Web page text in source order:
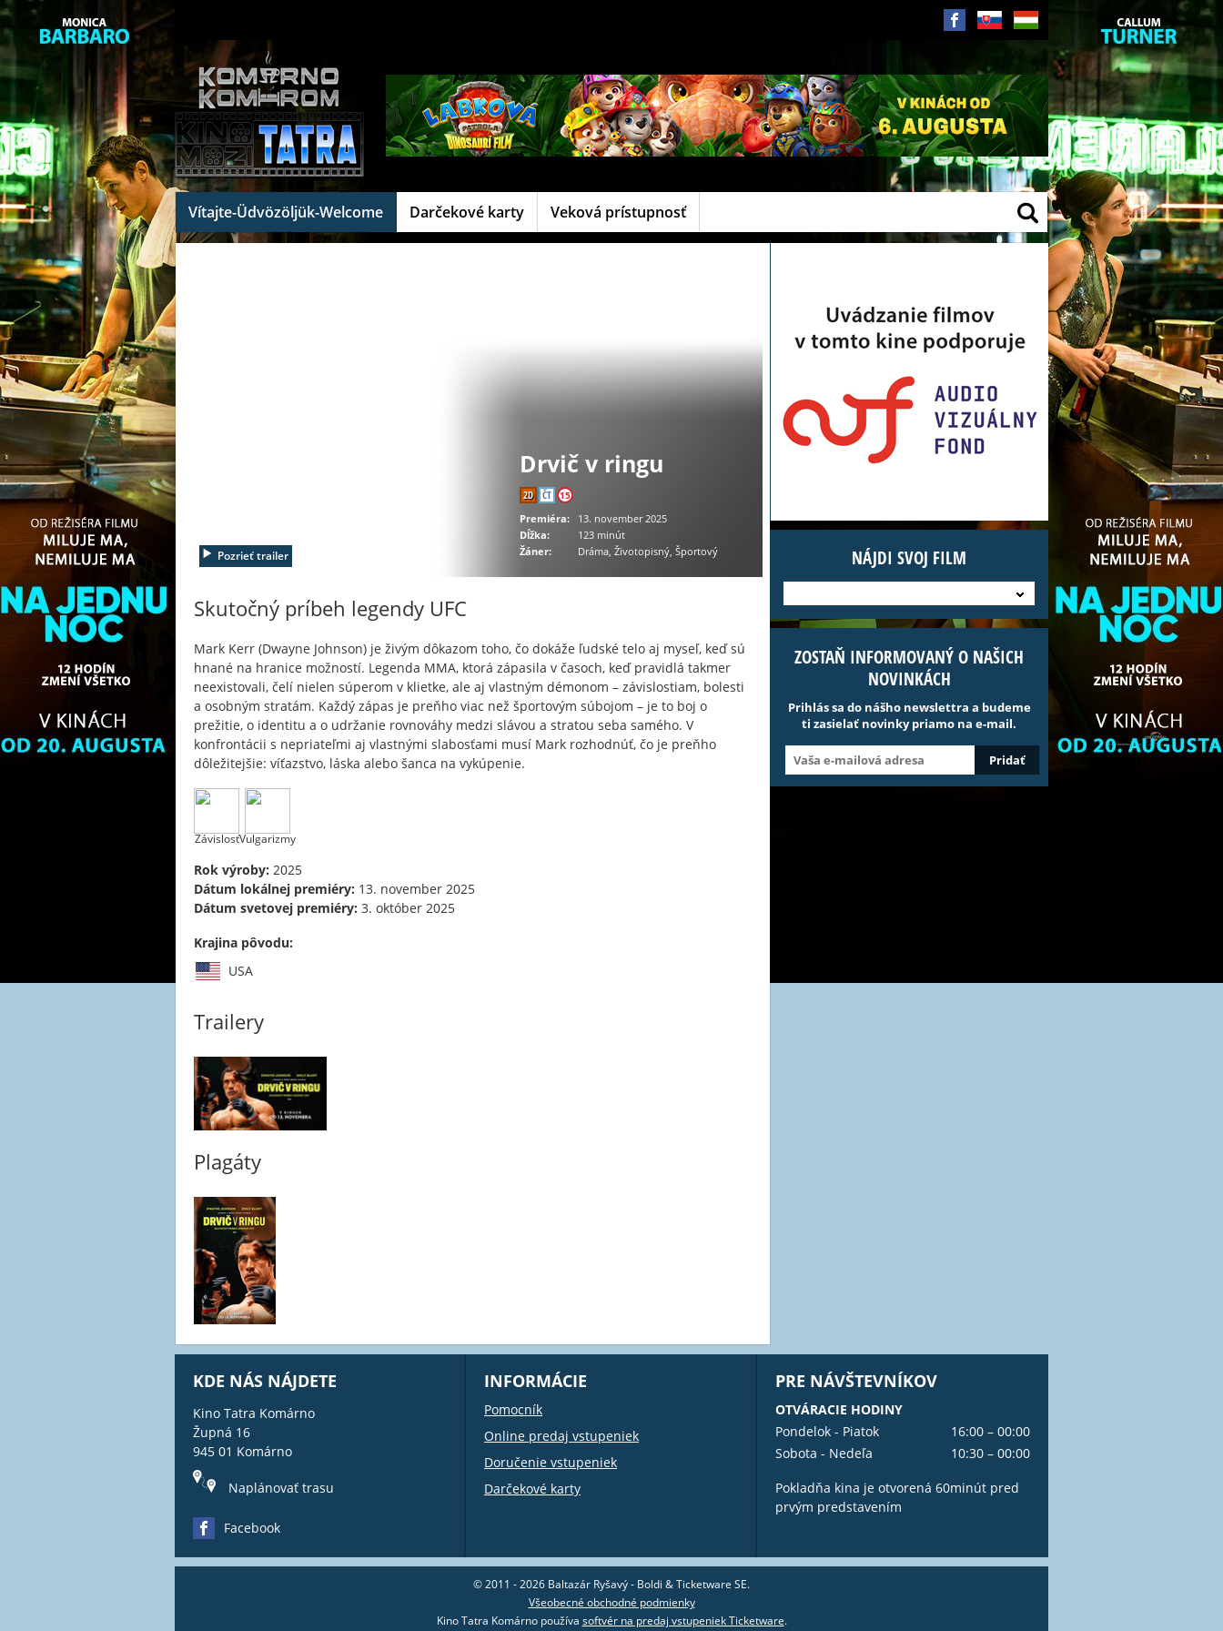
Vítajte-Üdvözöljük-Welcome Darčekové karty Veková prístupnosť
Pozrieť trailer
Drvič v ringu
2D ČT 15
Premiéra:
13. november 2025
Dĺžka:
123 minút
Žáner:
Dráma, Životopisný, Športový
Skutočný príbeh legendy UFC
Mark Kerr (Dwayne Johnson) je živým dôkazom toho, čo dokáže ľudské telo aj myseľ, keď sú
hnané na hranice možností. Legenda MMA, ktorá zápasila v časoch, keď pravidlá takmer
neexistovali, čelí nielen súperom v klietke, ale aj vlastným démonom – závislostiam, bolesti
a osobným stratám. Každý zápas je preňho viac než športovým súbojom – je to boj o
prežitie, o identitu a o udržanie rovnováhy medzi slávou a stratou seba samého. V
konfrontácii s nepriateľmi aj vlastnými slabosťami musí Mark rozhodnúť, čo je preňho
dôležitejšie: víťazstvo, láska alebo šanca na vykúpenie.
ZávislosťVulgarizmy
Rok výroby: 2025
Dátum lokálnej premiéry: 13. november 2025
Dátum svetovej premiéry: 3. október 2025
Krajina pôvodu:
USA
Trailery
Plagáty
NÁJDI SVOJ FILM
ZOSTAŇ INFORMOVANÝ O NAŠICH
NOVINKÁCH
Prihlás sa do nášho newslettra a budeme
ti zasielať novinky priamo na e-mail.
KDE NÁS NÁJDETE
Kino Tatra Komárno
Župná 16
945 01 Komárno
Naplánovať trasu
Facebook
INFORMÁCIE
Pomocník
Online predaj vstupeniek
Doručenie vstupeniek
Darčekové karty
PRE NÁVŠTEVNÍKOV
OTVÁRACIE HODINY
Pondelok - Piatok
16:00 – 00:00
Sobota - Nedeľa
10:30 – 00:00
Pokladňa kina je otvorená 60minút pred
prvým predstavením
© 2011 - 2026 Baltazár Ryšavý - Boldi & Ticketware SE.
Všeobecné obchodné podmienky
Kino Tatra Komárno používa softvér na predaj vstupeniek Ticketware.